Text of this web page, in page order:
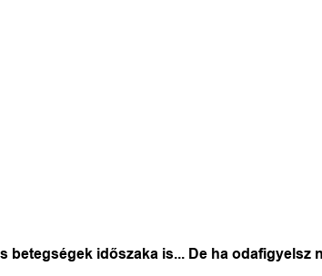
időszaka is... De ha odafigyelsz